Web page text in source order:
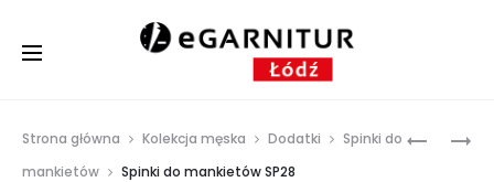
SPINKI
SPINKI
Strona główna Kolekcja męska Dodatki
Spinki do
mankietów
Spinki do mankietów SP28